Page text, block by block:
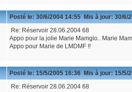
Posté le: 30/6/2004 14:55 Mis à jour: 30/6/
Re: Réservoir 28.06.2004 68
Appo pour la jolie Marie Mamgio.. Marie
Appo pour Marie de LMDMF !!
Posté le: 15/5/2005 16:36 Mis à jour: 15/5/
Re: Réservoir 28.06.2004 68